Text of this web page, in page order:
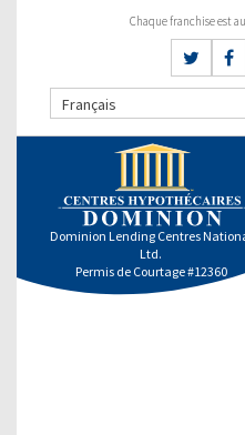
Chaque franchise est
Français
Dominion Lending Centres
Ltd.
Permis de Courtage #12360